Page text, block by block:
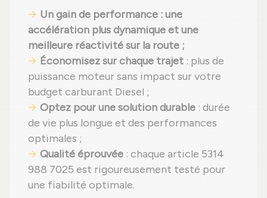
Un gain de performance : une
accélération plus dynamique et une
meilleure réactivité sur la route ;
Économisez sur chaque trajet : plus de
puissance moteur sans impact sur votre
budget carburant Diesel ;
Optez pour une solution durable : durée
de vie plus longue et des performances
optimales ;
Qualité éprouvée : chaque article 5314
988 7025 est rigoureusement testé pour
une fiabilité optimale.